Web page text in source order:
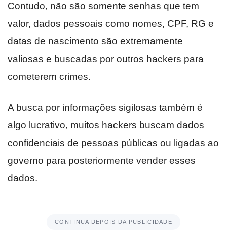
Contudo, não são somente senhas que tem
valor, dados pessoais como nomes, CPF, RG e
datas de nascimento são extremamente
valiosas e buscadas por outros hackers para
cometerem crimes.
A busca por informações sigilosas também é
algo lucrativo, muitos hackers buscam dados
confidenciais de pessoas públicas ou ligadas ao
governo para posteriormente vender esses
dados.
CONTINUA DEPOIS DA PUBLICIDADE